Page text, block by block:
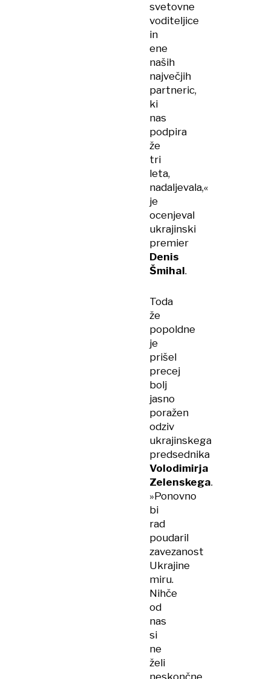
svetovne
voditeljice
in
ene
naših
največjih
partneric,
ki
nas
podpira
že
tri
leta,
nadaljevala,«
je
ocenjeval
ukrajinski
premier
Denis
Šmihal.
Toda
že
popoldne
je
prišel
precej
bolj
jasno
poražen
odziv
ukrajinskega
predsednika
Volodimirja
Zelenskega.
»Ponovno
bi
rad
poudaril
zavezanost
Ukrajine
miru.
Nihče
od
nas
si
ne
želi